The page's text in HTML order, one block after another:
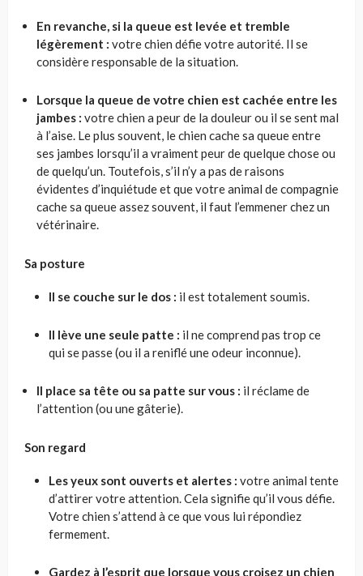
En revanche, si la queue est levée et tremble
légèrement : votre chien défie votre autorité. Il se
considère responsable de la situation.
Lorsque la queue de votre chien est cachée entre les
jambes : votre chien a peur de la douleur ou il se sent mal
à l’aise. Le plus souvent, le chien cache sa queue entre
ses jambes lorsqu’il a vraiment peur de quelque chose ou
de quelqu’un. Toutefois, s’il n’y a pas de raisons
évidentes d’inquiétude et que votre animal de compagnie
cache sa queue assez souvent, il faut l’emmener chez un
vétérinaire.
Sa posture
Il se couche sur le dos : il est totalement soumis.
Il lève une seule patte : il ne comprend pas trop ce
qui se passe (ou il a reniflé une odeur inconnue).
Il place sa tête ou sa patte sur vous : il réclame de
l’attention (ou une gâterie).
Son regard
Les yeux sont ouverts et alertes : votre animal tente
d’attirer votre attention. Cela signifie qu’il vous défie.
Votre chien s’attend à ce que vous lui répondiez
fermement.
Gardez à l’esprit que lorsque vous croisez un chien